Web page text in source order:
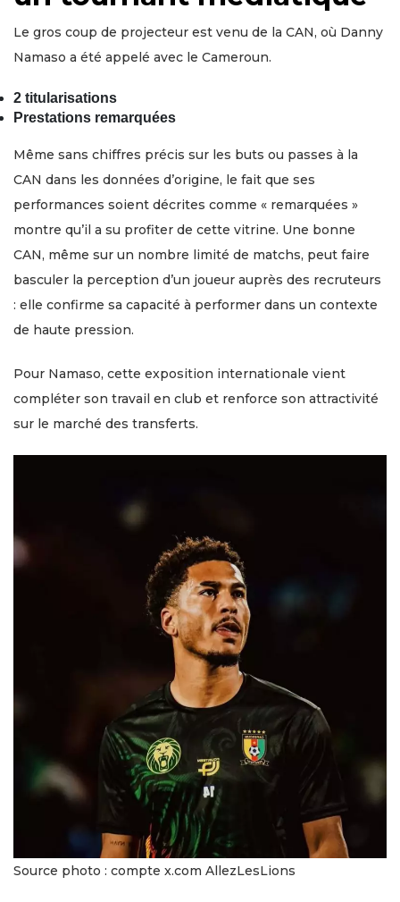
Le gros coup de projecteur est venu de la CAN, où Danny
Namaso a été appelé avec le Cameroun.
2 titularisations
Prestations remarquées
Même sans chiffres précis sur les buts ou passes à la
CAN dans les données d’origine, le fait que ses
performances soient décrites comme « remarquées »
montre qu’il a su profiter de cette vitrine. Une bonne
CAN, même sur un nombre limité de matchs, peut faire
basculer la perception d’un joueur auprès des recruteurs
: elle confirme sa capacité à performer dans un contexte
de haute pression.
Pour Namaso, cette exposition internationale vient
compléter son travail en club et renforce son attractivité
sur le marché des transferts.
Source photo : compte x.com AllezLesLions